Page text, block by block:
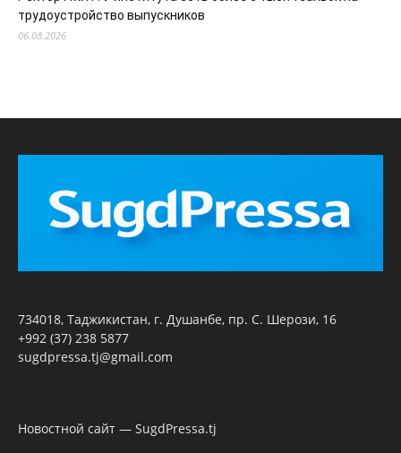
трудоустройство выпускников
06.08.2026
734018, Таджикистан, г. Душанбе, пр. С. Шерози, 16
+992 (37) 238 5877
sugdpressa.tj@gmail.com
Новостной сайт — SugdPressa.tj